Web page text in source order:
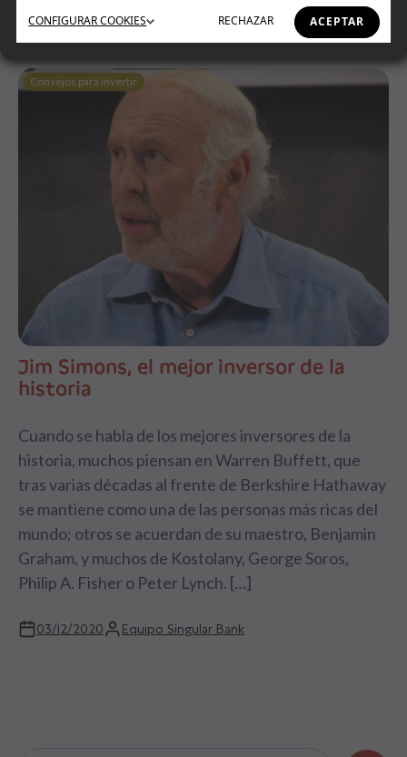
ACEPTAR
RECHAZAR
CONFIGURARCOOKIES
Consejos para invertir
Jim Simons, el mejor inversor de la
historia
Cuando se habla de los mejores inversores de la
historia, muchos piensan en Warren Buffett, que
tras varias décadas al frente de Berkshire Hathaway
se mantiene como una de las personas más ricas del
mundo; otros se acuerdan de su maestro, Benjamin
Graham, y muchos de Kostolany, George Soros,
Philip A. Fisher o Peter Lynch. […]
03/12/2020 Equipo Singular Bank